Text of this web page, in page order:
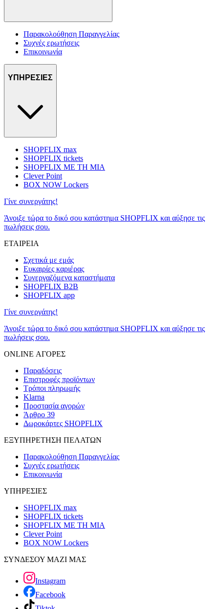
Παρακολούθηση Παραγγελίας
Συχνές ερωτήσεις
Επικοινωνία
ΥΠΗΡΕΣΙΕΣ
SHOPFLIX max
SHOPFLIX tickets
SHOPFLIX ΜΕ ΤΗ ΜΙΑ
Clever Point
BOX NOW Lockers
Γίνε συνεργάτης!
Άνοιξε τώρα το δικό σου κατάστημα SHOPFLIX και αύξησε τις
πωλήσεις σου.
ΕΤΑΙΡΕΙΑ
Σχετικά με εμάς
Ευκαιρίες καριέρας
Συνεργαζόμενα καταστήματα
SHOPFLIX B2B
SHOPFLIX app
Γίνε συνεργάτης!
Άνοιξε τώρα το δικό σου κατάστημα SHOPFLIX και αύξησε τις
πωλήσεις σου.
ONLINE ΑΓΟΡΕΣ
Παραδόσεις
Επιστροφές προϊόντων
Τρόποι πληρωμής
Klarna
Προστασία αγορών
Άρθρο 39
Δωροκάρτες SHOPFLIX
ΕΞΥΠΗΡΕΤΗΣΗ ΠΕΛΑΤΩΝ
Παρακολούθηση Παραγγελίας
Συχνές ερωτήσεις
Επικοινωνία
ΥΠΗΡΕΣΙΕΣ
SHOPFLIX max
SHOPFLIX tickets
SHOPFLIX ΜΕ ΤΗ ΜΙΑ
Clever Point
BOX NOW Lockers
ΣΥΝΔΕΣΟΥ ΜΑΖΙ ΜΑΣ
Instagram
Facebook